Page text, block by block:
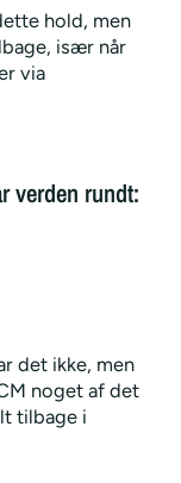
hold, men
især når
via
verden rundt:
det ikke, men
noget af det
tilbage i